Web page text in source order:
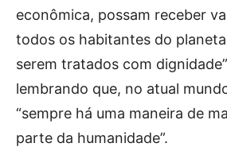
econômica, possam receber
todos os habitantes do
serem tratados com
lembrando que, no atual
“sempre há uma maneira de
parte da humanidade”.